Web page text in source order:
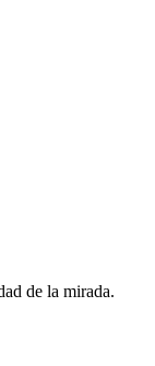
de la mirada.